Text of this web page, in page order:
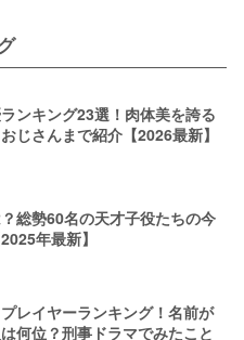
ンキング23選！肉体美を誇る
じさんまで紹介【2026最新】
総勢60名の天才子役たちの今
年最新】
レイヤーランキング！名前が
何位？刑事ドラマでみたこと